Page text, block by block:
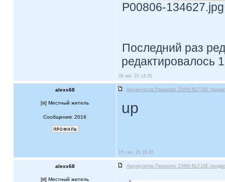
P00806-
Последний раз
редактировалось
06 авг, 20 14:35
alexx68 Аккумулятор Panasonic DMW-BLF19E
[ ] Местный житель
Сообщения: 2016
up
15 сен, 20 16:45
alexx68 Аккумулятор Panasonic DMW-BLF19E
[ ] Местный житель